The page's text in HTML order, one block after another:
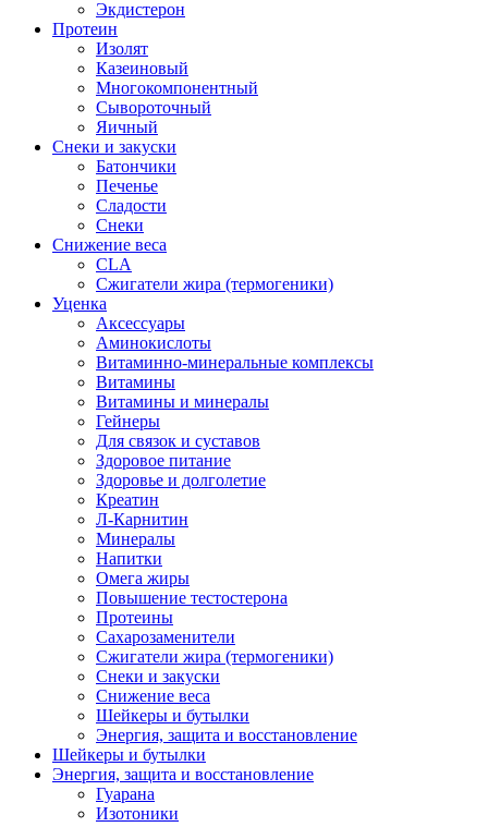
Экдистерон
Протеин
Изолят
Казеиновый
Многокомпонентный
Сывороточный
Яичный
Снеки и закуски
Батончики
Печенье
Сладости
Снеки
Снижение веса
CLA
Сжигатели жира (термогеники)
Уценка
Аксессуары
Аминокислоты
Витаминно-минеральные комплексы
Витамины
Витамины и минералы
Гейнеры
Для связок и суставов
Здоровое питание
Здоровье и долголетие
Креатин
Л-Карнитин
Минералы
Напитки
Омега жиры
Повышение тестостерона
Протеины
Сахарозаменители
Сжигатели жира (термогеники)
Снеки и закуски
Снижение веса
Шейкеры и бутылки
Энергия, защита и восстановление
Шейкеры и бутылки
Энергия, защита и восстановление
Гуарана
Изотоники